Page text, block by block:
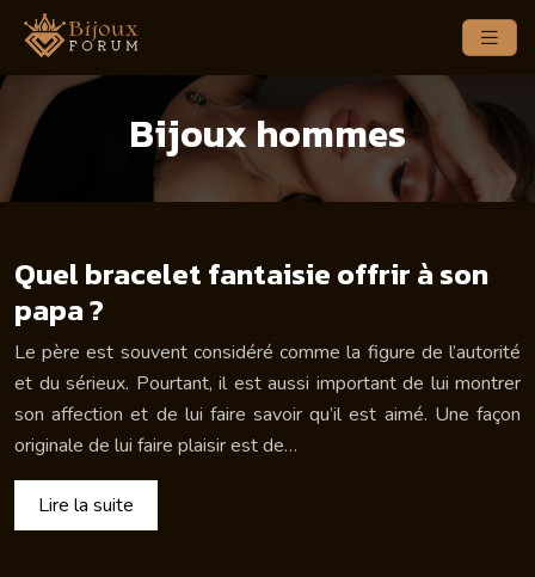
Bijoux hommes
Quel bracelet fantaisie offrir à son
papa ?
Le père est souvent considéré comme la figure de l’autorité
et du sérieux. Pourtant, il est aussi important de lui montrer
son affection et de lui faire savoir qu’il est aimé. Une façon
originale de lui faire plaisir est de…
Lire la suite